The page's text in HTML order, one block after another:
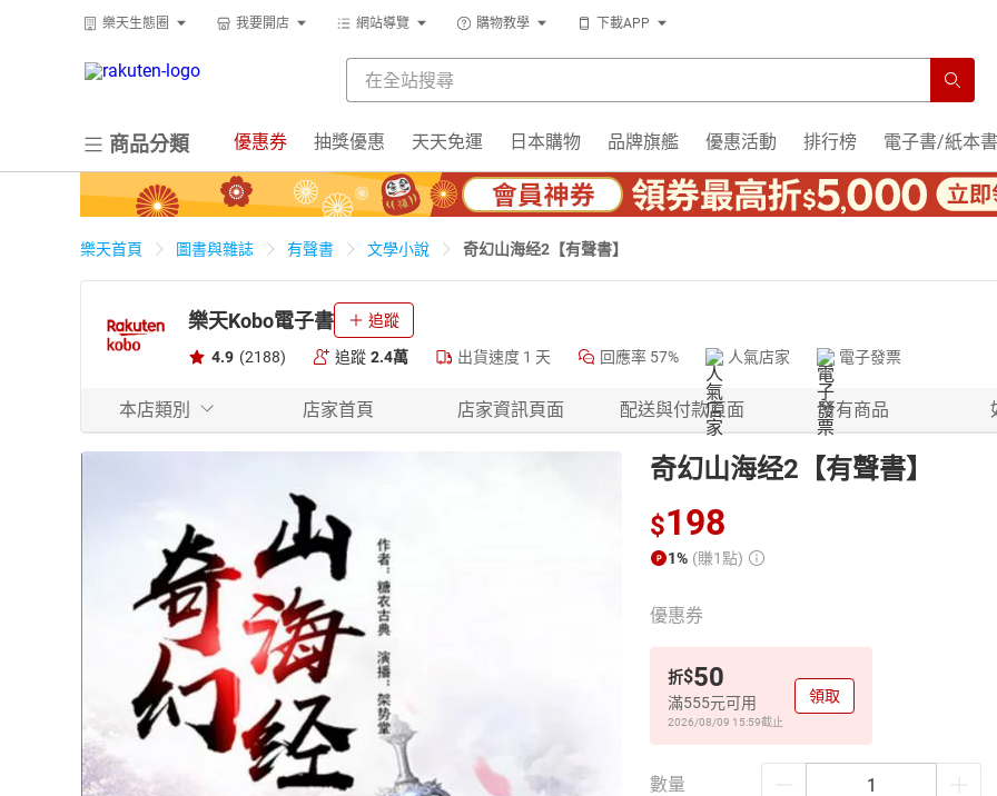
樂天生態圈 我要開店 網站導覽 購物教學 下載APP
商品分類 優惠券 抽獎優惠 天天免運 日本購物 品牌旗艦 優惠活動 排行榜 電子書/紙本書
樂天首頁 圖書與雜誌 有聲書 文學小說 奇幻山海经2【有聲書】
樂天Kobo電子書 追蹤
4.9 (2188) 追蹤 2.4萬 出貨速度 1 天 回應率 57% 人氣店家 電子發票
本店類別 店家首頁 店家資訊頁面 配送與付款頁面 所有商品
奇幻山海经2【有聲書】
$198
1% (賺1點)
優惠券
折$50
滿555元可用
2026/08/09 15:59截止
領取
數量